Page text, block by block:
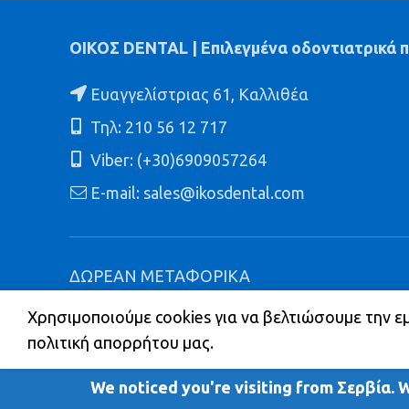
ΟΙΚΟΣ DENTAL | Επιλεγμένα οδοντιατρικά
Ευαγγελίστριας 61, Καλλιθέα
Τηλ: 210 56 12 717
Viber: (+30)6909057264
E-mail: sales@ikosdental.com
ΔΩΡΕΑΝ ΜΕΤΑΦΟΡΙΚΑ
ΑΞΙΑΣ 60 € ΣΕ ΟΛΗ ΤΗΝ ΕΛΛΑΔΑ
We noticed you're visiting from Σερβία.
Χρησιμοποιούμε cookies για να βελτιώσουμε την
πολιτική απορρήτου μας.